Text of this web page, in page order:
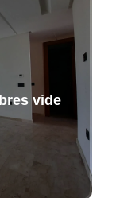
vide